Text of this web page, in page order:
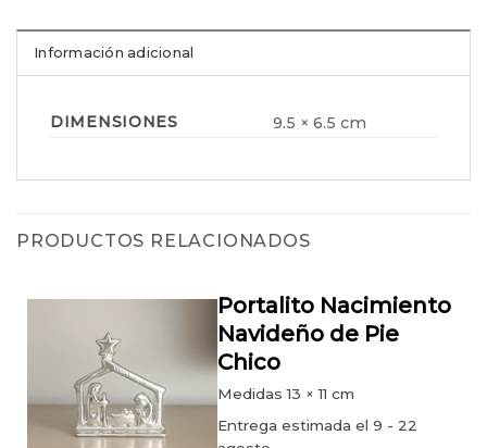
Información adicional
DIMENSIONES 9.5 × 6.5 cm
PRODUCTOS RELACIONADOS
Portalito Nacimiento
Navideño de Pie
Chico
Medidas13 × 11 cm
Entrega estimada el 9 - 22